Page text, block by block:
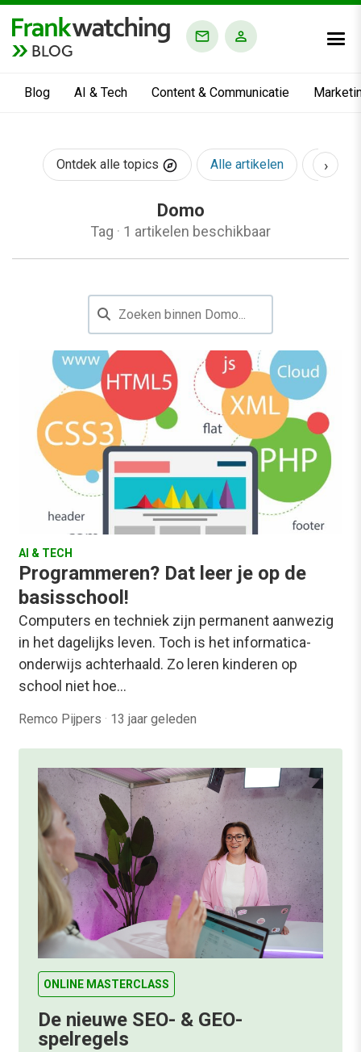
BLOG
Blog AI & Tech Content & Communicatie
Ontdek alle topics Alle artikelen AI &
›
Domo
Tag · 1 artikelen beschikbaar
AI & TECH
Programmeren? Dat leer je op de
basisschool!
Computers en techniek zijn permanent aanwezig
in het dagelijks leven. Toch is het informatica-
onderwijs achterhaald. Zo leren kinderen op
school niet hoe…
Remco Pijpers · 13 jaar geleden
ONLINE MASTERCLASS
De nieuwe SEO- & GEO-
spelregels